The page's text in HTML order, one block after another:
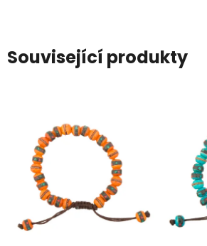
Související produkty